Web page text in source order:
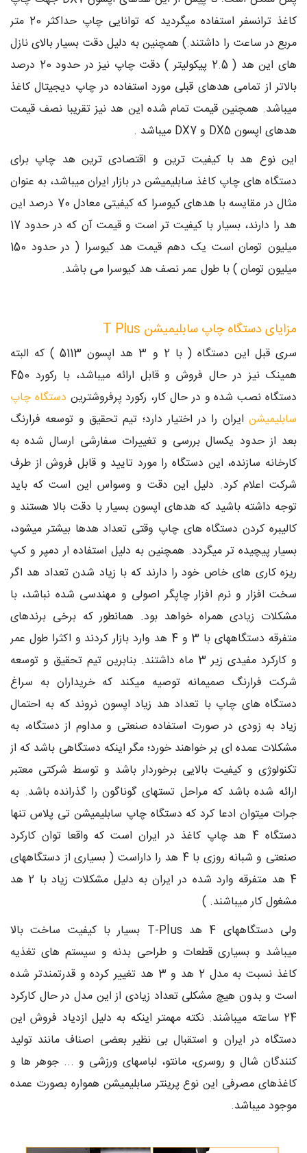
کاغذ ترانسفر استفاده میگردید که توانایی چاپ حداکثر 20 متر
مربع در ساعت را داشتند.) همچنین به دلیل دقت بسیار بالای نازل
های این هد ( 2.5 پیکولیتر ) دقت چاپ نیز در حدود 20 درصد
بالاتر از تمامی هدهای قبلی مورد استفاده در چاپ دیجیتال کاغذ
میباشد. همچنین قیمت تمام شده این هد نیز تقریبا نصف قیمت
هدهای اپسون DX5 و DX7 میباشد .
این نوع هد با کیفیت ترین و اقتصادی ترین هد چاپ برای
دستگاه های چاپ کاغذ سابلیمیشن در بازار ایران میباشد، به عنوان
مثال در مقایسه با هدهای کیوسرا که کیفیتی معادل 70 درصد این
هد را دارند، بسیار با کیفیت تر است و قیمت آن که در حدود 17
میلیون تومان است یک دهم قیمت هد کیوسرا ( در حدود 150
میلیون تومان ) با طول عمر نصف هد کیوسرا می باشد.
مزایای دستگاه چاپ سابلیمیشن T Plus
سری قبل این دستگاه ( با 2 و 3 هد اپسون 5113 ) که البته
همینک نیز در حال فروش و قابل ارائه میباشد، با رکورد 450
دستگاه نصب شده و در حال کار، رکورد پرفروشترین دستگاه چاپ
سابلیمیشن ایران را در اختیار دارد؛ تیم تحقیق و توسعه فرارنگ
بعد از حدود یکسال بررسی و تغییرات سفارشی ارسال شده به
کارخانه سازنده، این دستگاه را مورد تایید و قابل فروش از طرف
شرکت اعلام کرد. دلیل این دقت و وسواس این است که باید
توجه داشته باشید که هدهای اپسون بسیار با دقت بالا هستند و
کالیبره کردن دستگاه های چاپ وقتی تعداد هدها بیشتر میشود،
بسیار پیچیده تر میگردد. همچنین به دلیل استفاده ار دمپر و کپ
ریزه کاری های خاص خود را دارند که با زیاد شدن تعداد هد اگر
سخت افزار و نرم افزار چاپگر اصولی و مهندسی شده نباشد، با
مشکلات زیادی همراه خواهد بود. همانطور که برخی برندهای
متفرقه دستگاههای با 3 و 4 هد وارد بازار کردند و اکثرا طول عمر
و کارکرد مفیدی زیر 3 ماه داشتند. بنابرین تیم تحقیق و توسعه
شرکت فرارنگ صمیمانه توصیه میکند که خریداران به سراغ
دستگاه های چاپ با تعداد هد زیاد اپسون نروند که به احتمال
زیاد به زودی در صورت استفاده صنعتی و مداوم از دستگاه، به
مشکلات عمده ای بر خواهند خورد؛ مگر اینکه دستگاهی باشد که از
تکنولوژی و کیفیت بالایی برخوردار باشد و توسط شرکتی معتبر
ارائه شده باشد که مراحل تستهای گوناگون را گذرانده باشد. به
جرات میتوان ادعا کرد که دستگاه چاپ سابلیمیشن تی پلاس تنها
دستگاه 4 هد چاپ کاغذ در ایران است که واقعا توان کارکرد
صنعتی و شبانه روزی با 4 هد را داراست ( بسیاری از دستگاههای
4 هد متفرقه وارد شده در ایران به دلیل مشکلات زیاد با 2 هد
مشغول کار میباشند. )
ولی دستگاههای 4 هد T-Plus بسیار با کیفیت ساخت بالا
میباشد و بسیاری قطعات و طراحی بدنه و سیستم های تغذیه
کاغذ نسبت به مدل 2 هد و 3 هد تغییر کرده و قدرتمندتر شده
است و بدون هیچ مشکلی تعداد زیادی از این مدل در حال کارکرد
24 ساعته میباشند. نکته مهمتر اینکه به دلیل ازدیاد فروش این
دستگاه در ایران و استقبال بی نظیر بعضی اصناف مانند تولید
کنندگان شال و روسری، مانتو، لباسهای ورزشی و ... جوهر ها و
کاغذهای مصرفی این نوع پرینتر سابلیمیشن همواره بصورت عمده
موجود میباشد.